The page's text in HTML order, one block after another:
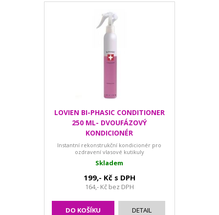
LOVIEN BI-PHASIC CONDITIONER
250 ML- DVOUFÁZOVÝ
KONDICIONÉR
Instantní rekonstrukční kondicionér pro
ozdravení vlasové kutikuly
Skladem
199,- Kč s DPH
164,- Kč bez DPH
DO KOŠÍKU DETAIL